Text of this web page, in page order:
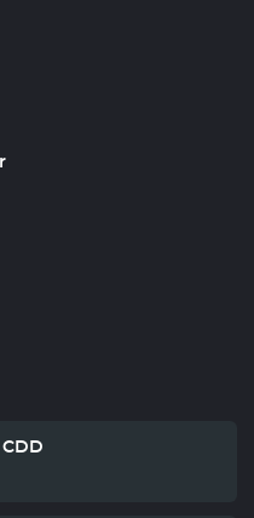
Instagram
sur Linkedin
fenêtre